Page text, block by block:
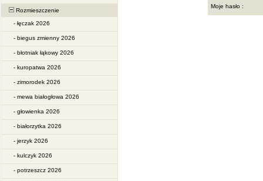
Rozmieszczenie
- łęczak 2026
- biegus zmienny 2026
- błotniak łąkowy 2026
- kuropatwa 2026
- zimorodek 2026
- mewa białogłowa 2026
- głowienka 2026
- białorzytka 2026
- jerzyk 2026
- kulczyk 2026
- potrzeszcz 2026
Moje hasło :